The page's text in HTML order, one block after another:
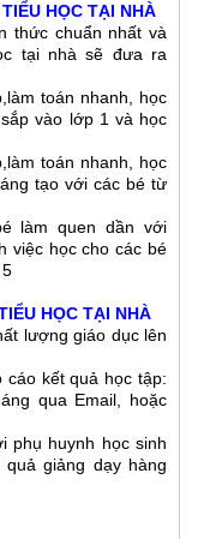
HỌC TẠI NHÀ
thức chuẩn nhất và
tại nhà sẽ đưa ra
toán nhanh, học
vào lớp 1 và học
toán nhanh, học
tạo với các bé từ
làm quen dần với
việc học cho các bé
HỌC TẠI NHÀ
lượng giáo dục lên
kết quả học tập:
qua Email, hoặc
phụ huynh học sinh
giảng dạy hàng